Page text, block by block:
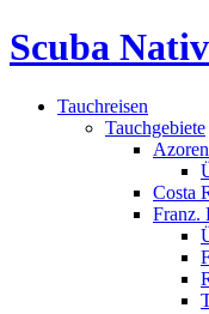
Scuba
Tauchreisen
Tauchgebiete
Azoren
Costa
Franz.